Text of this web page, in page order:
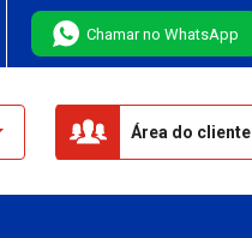
Chamar no WhatsApp
Área do cliente